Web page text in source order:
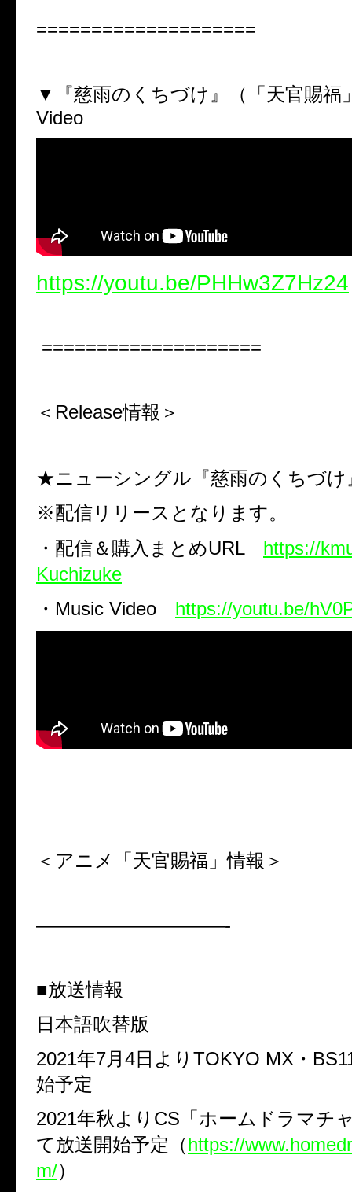
====================
▼
『慈雨のくちづけ』（「天官賜福
Video
https://youtu.be/PHHw3Z7Hz24
====================
＜ Release情報＞
★ニューシングル『慈雨のくちづけ
※配信リリースとなります。
・配信＆購入まとめURL
https://
Kuchizuke
・ Music Video https://youtu.be/
＜アニメ「天官賜福」情報＞
——————————-
■放送情報
日本語吹替版
2021年7月4日より TOKYO MX ・
始予定
2021年秋より CS 「ホームドラマチ
て放送開始予定（https://
m/）